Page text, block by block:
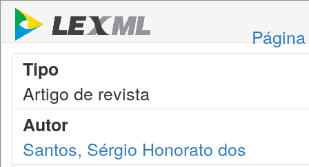
Tipo
Artigo de revista
Autor
Santos, Sérgio Honorato dos